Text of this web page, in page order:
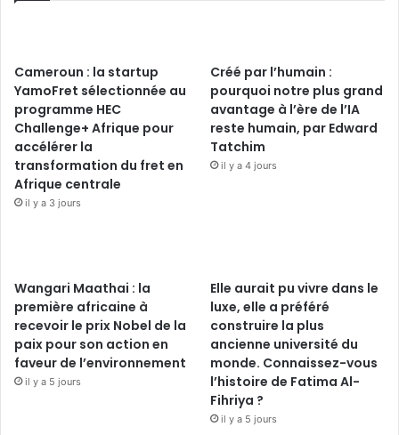
Cameroun : la startup
YamoFret sélectionnée au
programme HEC
Challenge+ Afrique pour
accélérer la
transformation du fret en
Afrique centrale
il y a 3 jours
Créé par l’humain :
pourquoi notre plus grand
avantage à l’ère de l’IA
reste humain, par Edward
Tatchim
il y a 4 jours
Wangari Maathai : la
première africaine à
recevoir le prix Nobel de la
paix pour son action en
faveur de l’environnement
il y a 5 jours
Elle aurait pu vivre dans le
luxe, elle a préféré
construire la plus
ancienne université du
monde. Connaissez-vous
l’histoire de Fatima Al-
Fihriya ?
il y a 5 jours